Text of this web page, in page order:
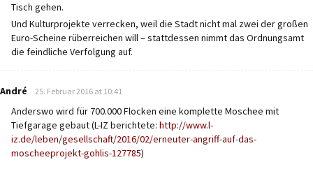
Tisch gehen.
Und Kulturprojekte verrecken, weil die Stadt nicht mal zwei der großen
Euro-Scheine rüberreichen will – stattdessen nimmt das Ordnungsamt
die feindliche Verfolgung auf.
André says:
25. Februar 2016 at 10:41
Anderswo wird für 700.000 Flocken eine komplette Moschee mit
Tiefgarage gebaut (L-IZ berichtete: http://www.l-
iz.de/leben/gesellschaft/2016/02/erneuter-angriff-auf-das-
moscheeprojekt-gohlis-127785)